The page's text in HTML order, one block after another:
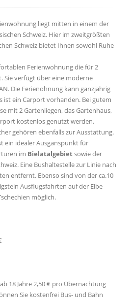
liegt mitten in einem der
Schweiz. Hier im zweitgrößten
Schweiz bietet Ihnen sowohl Ruhe
Ferienwohnung die für 2
Sie verfügt über eine moderne
Die Ferienohnung kann ganzjährig
ist ein Carport vorhanden. Bei gutem
mit 2 Gartenliegen, das Gartenhaus,
kostenlos genutzt werden.
gehören ebenfalls zur Ausstattung.
ein idealer Ausganspunkt für
im Bielatalgebiet sowie der
Eine Bushaltestelle zur Linie nach
entfernt. Ebenso sind von der ca.10
Ausflugsfahrten auf der Elbe
möglich.
18 Jahre 2,50 € pro Übernachtung
Sie kostenfrei Bus- und Bahn